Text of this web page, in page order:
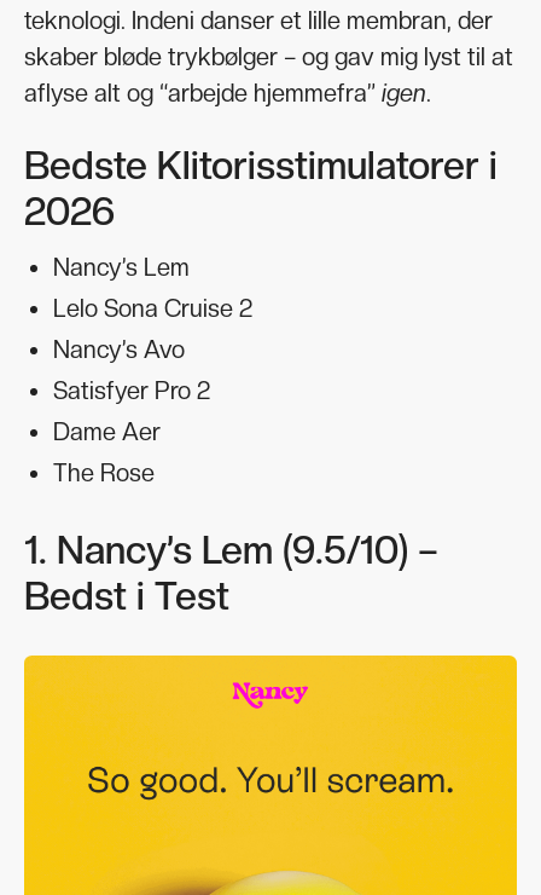
teknologi. Indeni danser et lille membran, der
skaber bløde trykbølger – og gav mig lyst til at
aflyse alt og “arbejde hjemmefra” igen.
Bedste Klitorisstimulatorer i
2026
Nancy’s Lem
Lelo Sona Cruise 2
Nancy’s Avo
Satisfyer Pro 2
Dame Aer
The Rose
1. Nancy’s Lem (9.5/10) –
Bedst i Test